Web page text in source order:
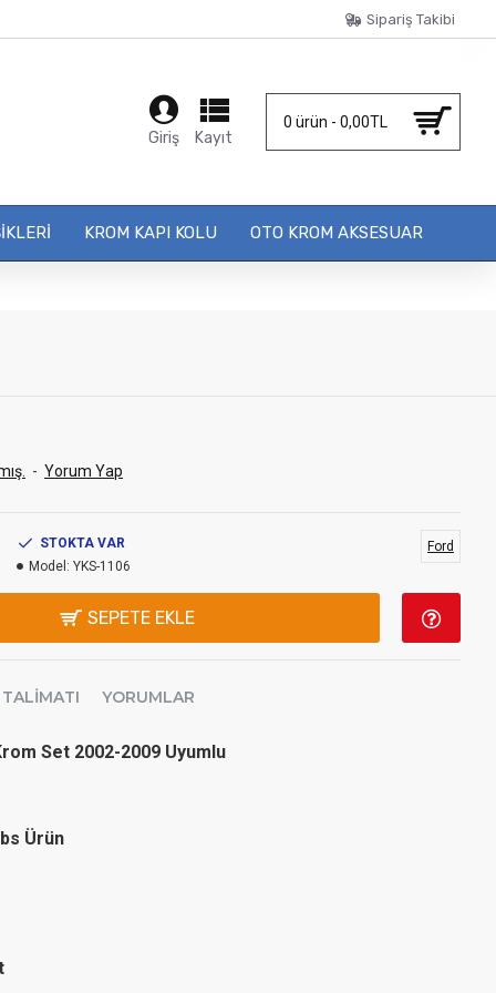
Sipariş Takibi
Giriş Kayıt
0 ürün - 0,00TL
KROM KAPI KOLU OTO KROM AKSESUAR
- Yorum Yap
STOKTA VAR
Model: YKS-1106
Ford
SEPETE EKLE
YORUMLAR
Set 2002-2009 Uyumlu
Ürün